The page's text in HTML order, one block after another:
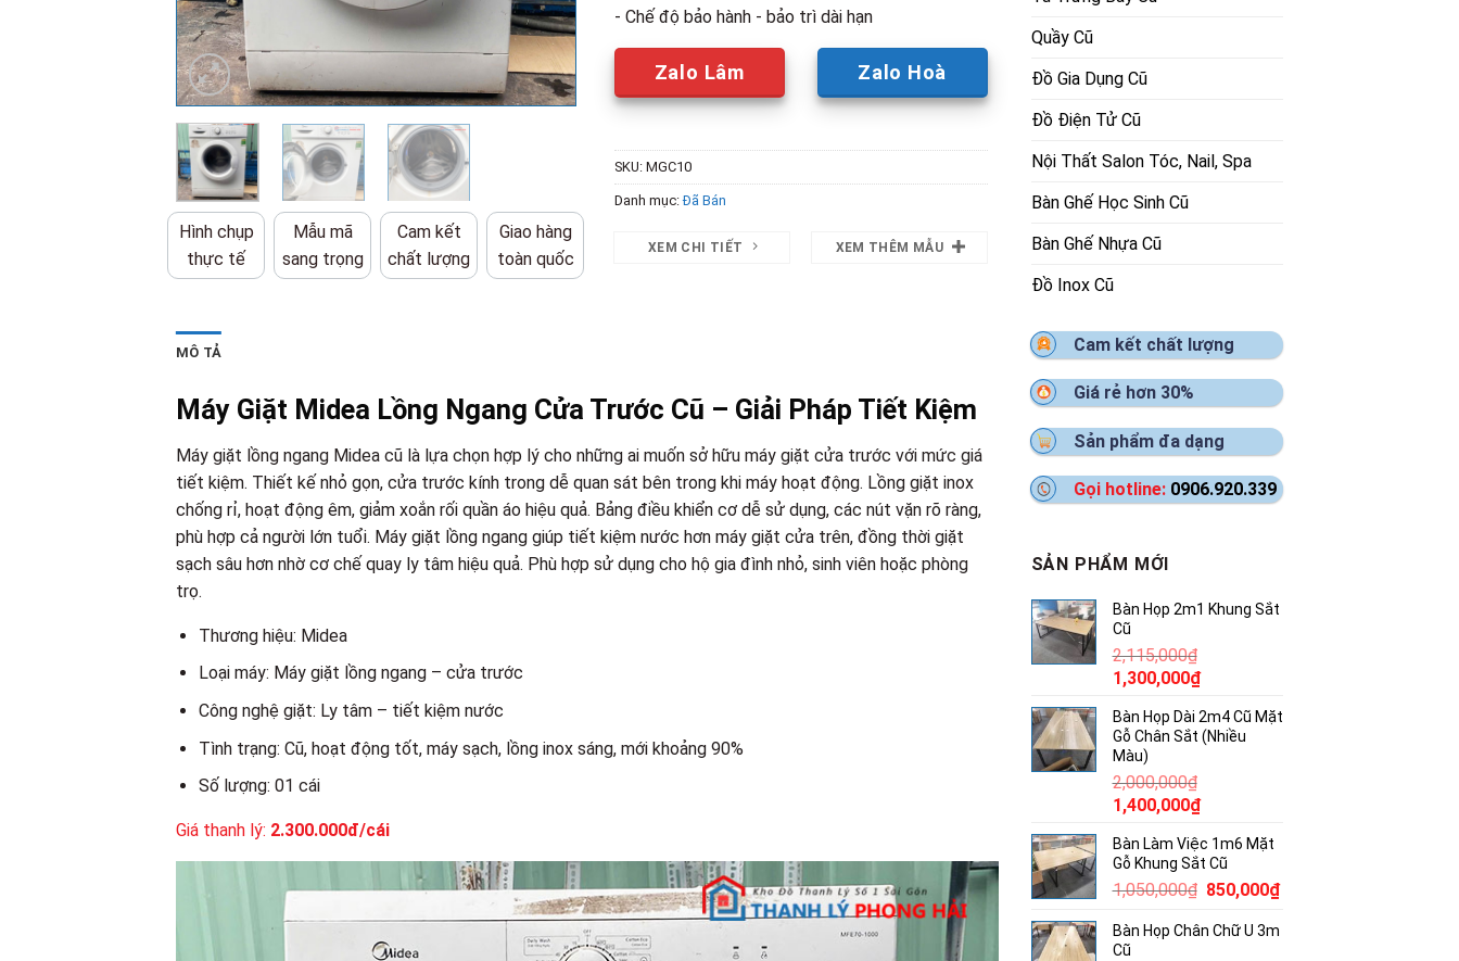
Hình chụp
thực tế
Mẫu mã
sang trọng
Cam kết
chất lượng
Giao hàng
toàn quốc
- Chế độ bảo hành - bảo trì dài hạn
Zalo Lâm Zalo Hoà
SKU: MGC10
Danh mục:Đã Bán
XEM CHI TIẾT XEM THÊM MẪU
MÔ TẢ
Máy Giặt Midea Lồng Ngang Cửa Trước Cũ – Giải Pháp Tiết Kiệm
Máy giặt lồng ngang Midea cũ là lựa chọn hợp lý cho những ai muốn sở hữu máy giặt cửa trước với mức giá
tiết kiệm. Thiết kế nhỏ gọn, cửa trước kính trong dễ quan sát bên trong khi máy hoạt động. Lồng giặt inox
chống rỉ, hoạt động êm, giảm xoắn rối quần áo hiệu quả. Bảng điều khiển cơ dễ sử dụng, các nút vặn rõ ràng,
phù hợp cả người lớn tuổi. Máy giặt lồng ngang giúp tiết kiệm nước hơn máy giặt cửa trên, đồng thời giặt
sạch sâu hơn nhờ cơ chế quay ly tâm hiệu quả. Phù hợp sử dụng cho hộ gia đình nhỏ, sinh viên hoặc phòng
trọ.
Thương hiệu: Midea
Loại máy: Máy giặt lồng ngang – cửa trước
Công nghệ giặt: Ly tâm – tiết kiệm nước
Tình trạng: Cũ, hoạt động tốt, máy sạch, lồng inox sáng, mới khoảng 90%
Số lượng: 01 cái
Giá thanh lý: 2.300.000đ/cái
Quầy Cũ
Đồ Gia Dụng Cũ
Đồ Điện Tử Cũ
Nội Thất Salon Tóc, Nail, Spa
Bàn Ghế Học Sinh Cũ
Bàn Ghế Nhựa Cũ
Đồ Inox Cũ
Cam kết chất lượng
Giá rẻ hơn 30%
Sản phẩm đa dạng
Gọi hotline: 0906.920.339
SẢN PHẨM MỚI
Bàn Họp 2m1 Khung Sắt
Cũ
2,115,000₫
Giá
là:
2,115,000₫.
1,300,000₫Giá
tại
là:
Bàn Họp Dài 2m4 Cũ Mặt
Gỗ Chân Sắt (Nhiều
Màu)
2,000,000₫
Giá
là:
2,000,000₫.
1,400,000₫Giá
tại
là:
1,400,000₫.
Bàn Làm Việc 1m6 Mặt
Gỗ Khung Sắt Cũ
1,050,000₫ Giá
là:
850,000₫Giá
Bàn Họp Chân Chữ U 3m
Cũ